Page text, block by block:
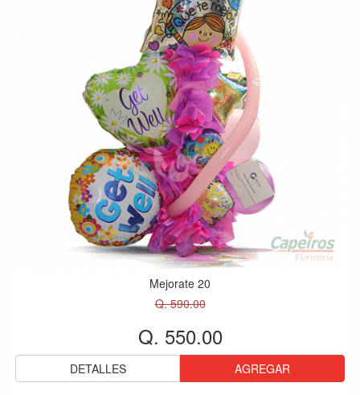
Mejorate 20
Q. 590.00
Q. 550.00
DETALLES AGREGAR